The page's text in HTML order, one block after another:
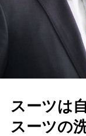
スーツは
スーツの